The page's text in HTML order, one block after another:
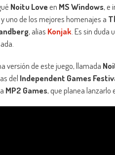
Noitu Loveen MS Windows, e
uno de los mejores homenajes a
, alias Konjak. Es sin duda
versión de este juego, llamada
del Independent Games
MP2 Games, que planea